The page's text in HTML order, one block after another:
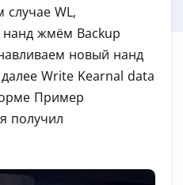
WL,
нанд жмём Backup
новый нанд
Write Kearnal data
Пример
получил